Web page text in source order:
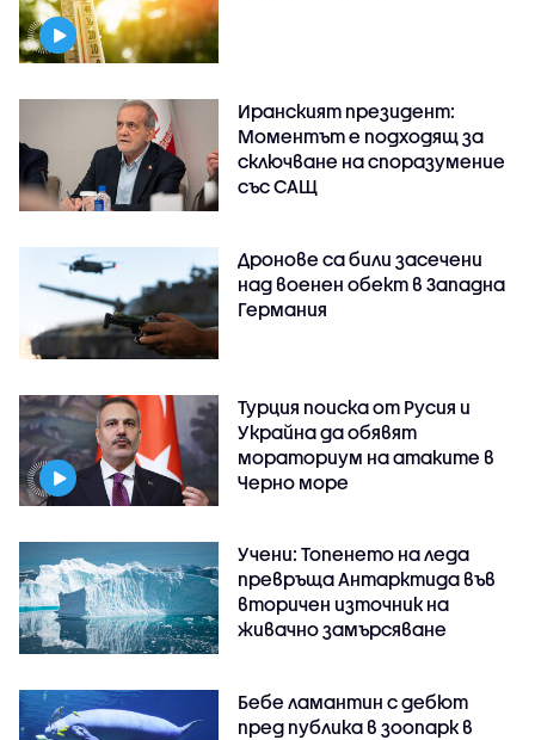
Иранският президент:
Моментът е подходящ за
сключване на споразумение
със САЩ
Дронове са били засечени
над военен обект в Западна
Германия
Турция поиска от Русия и
Украйна да обявят
мораториум на атаките в
Черно море
Учени: Топенето на леда
превръща Антарктида във
вторичен източник на
живачно замърсяване
Бебе ламантин с дебют
пред публика в зоопарк в